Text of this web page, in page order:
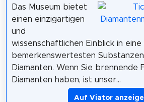
Das Museum bietet
einen einzigartigen
und
wissenschaftlichen Einblick in
bemerkenswertesten
Diamanten. Wenn Sie brennende
Diamanten haben, ist unser...
Auf Viator